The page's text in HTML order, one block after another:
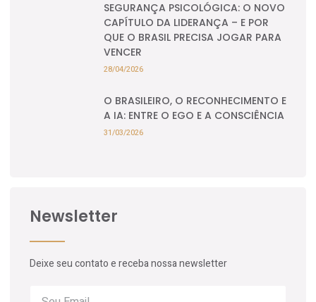
SEGURANÇA PSICOLÓGICA: O NOVO
CAPÍTULO DA LIDERANÇA – E POR
QUE O BRASIL PRECISA JOGAR PARA
VENCER
28/04/2026
O BRASILEIRO, O RECONHECIMENTO E
A IA: ENTRE O EGO E A CONSCIÊNCIA
31/03/2026
Newsletter
Deixe seu contato e receba nossa newsletter